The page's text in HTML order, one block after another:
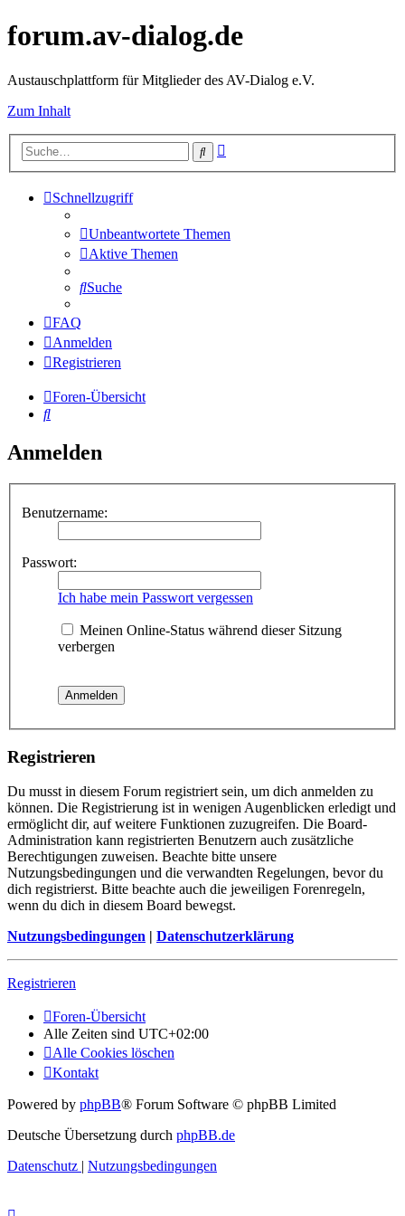
forum.av-dialog.de
Austauschplattform für Mitglieder des AV-Dialog e.V.
Zum Inhalt
Suche
Schnellzugriff
Unbeantwortete Themen
Aktive Themen
Suche
FAQ
Anmelden
Registrieren
Foren-Übersicht
Suche
Anmelden
Benutzername:
Passwort:
Ich habe mein Passwort vergessen
Meinen Online-Status während dieser Sitzung
verbergen
Registrieren
Du musst in diesem Forum registriert sein, um dich anmelden zu
können. Die Registrierung ist in wenigen Augenblicken erledigt und
ermöglicht dir, auf weitere Funktionen zuzugreifen. Die Board-
Administration kann registrierten Benutzern auch zusätzliche
Berechtigungen zuweisen. Beachte bitte unsere
Nutzungsbedingungen und die verwandten Regelungen, bevor du
dich registrierst. Bitte beachte auch die jeweiligen Forenregeln,
wenn du dich in diesem Board bewegst.
Nutzungsbedingungen | Datenschutzerklärung
Registrieren
Foren-Übersicht
Alle Zeiten sind UTC+02:00
Alle Cookies löschen
Kontakt
Powered by phpBB® Forum Software © phpBB Limited
Deutsche Übersetzung durch phpBB.de
Datenschutz | Nutzungsbedingungen